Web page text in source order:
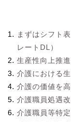
まずはシフト
レートDL）
生産性向上推
介護における
介護の価値を
介護職員処遇
介護職員等特